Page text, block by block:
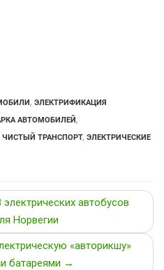
, ЭЛЕКТРИФИКАЦИЯ
АВТОМОБИЛЕЙ,
ЧИСТЫЙ ТРАНСПОРТ, ЭЛЕКТРИЧЕСКИЕ
автобусов
Норвегии
«авторикшу»
батареями →